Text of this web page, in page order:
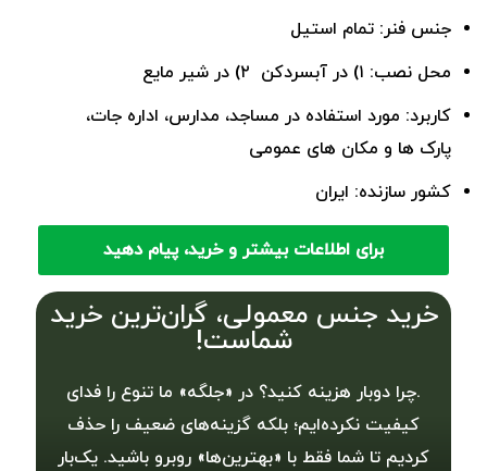
جنس فنر: تمام استیل
محل نصب: ۱) در آبسردکن ۲) در شیر مایع
کاربرد: مورد استفاده در مساجد، مدارس، اداره جات،
پارک ها و مکان های عمومی
کشور سازنده: ایران
برای اطلاعات بیشتر و خرید، پیام دهید
خرید جنس معمولی، گران‌ترین خرید
شماست!
.چرا دوبار هزینه کنید؟ در «جلگه» ما تنوع را فدای
کیفیت نکرده‌ایم؛ بلکه گزینه‌های ضعیف را حذف
کردیم تا شما فقط با «بهترین‌ها» روبرو باشید. یک‌بار